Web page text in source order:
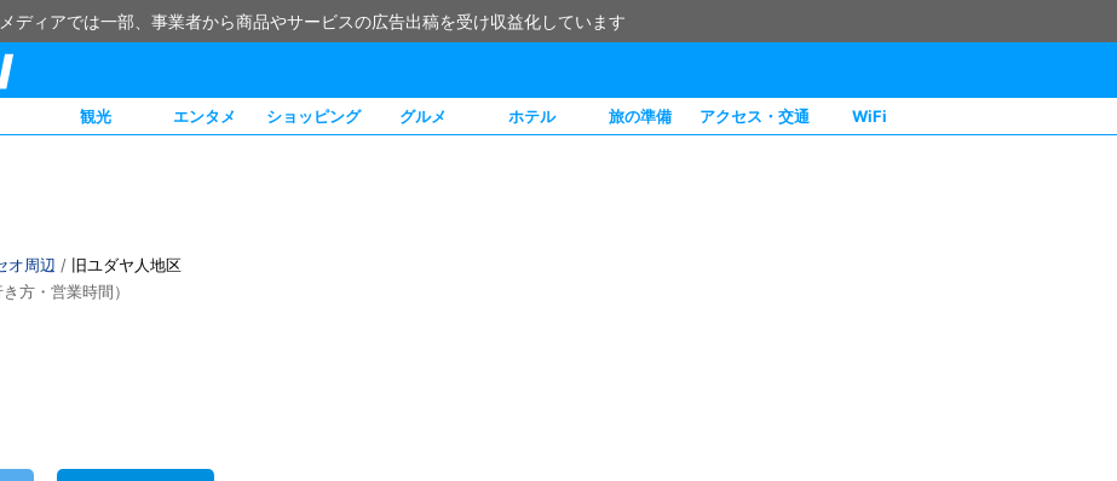
ディアでは一部、事業者から商品やサービスの広告出稿を受け収益化しています
観光 エンタメ ショッピング グルメ ホテル 旅の準備 アクセス・交通 WiFi
オ周辺 / 旧ユダヤ人地区
方・営業時間）